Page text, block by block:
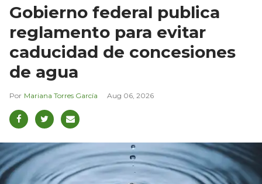
Gobierno federal publica
reglamento para evitar
caducidad de concesiones
de agua
Mariana Torres García Aug 06, 2026